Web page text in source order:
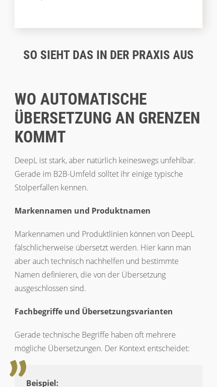
SO SIEHT DAS IN DER PRAXIS AUS
WO AUTOMATISCHE
ÜBERSETZUNG AN GRENZEN
KOMMT
DeepL ist stark, aber natürlich keineswegs unfehlbar.
Gerade im B2B-Umfeld solltet ihr einige typische
Stolperfallen kennen.
Markennamen und Produktnamen
Markennamen und Produktlinien können von DeepL
fälschlicherweise übersetzt werden. Hier kann man
aber auch technisch nachhelfen und bestimmte
Namen definieren, die von der Übersetzung
ausgeschlossen sind.
Fachbegriffe und Übersetzungsvarianten
Gerade technische Begriffe haben oft mehrere
mögliche Übersetzungen. Der Kontext entscheidet:
Beispiel: